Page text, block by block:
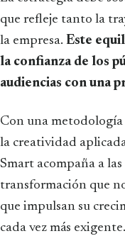
que refleje tanto la
la empresa. Este
la confianza de los
audiencias con una
Con una
la creatividad
Smart acompaña a
transformación que
que impulsan su
cada vez más exigente.